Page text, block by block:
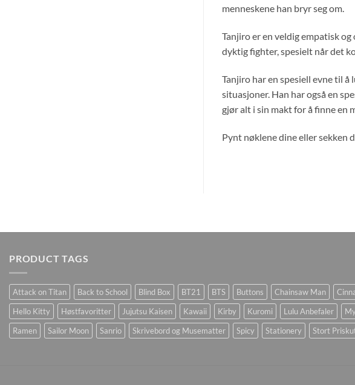
menneskene han bryr seg om.
Tanjiro er en veldig empatisk
dyktig fighter, spesielt når det
Tanjiro har en spesiell evne til
situasjoner. Han har også en
gjør alt i sin makt for å finne en
Pynt nøklene dine eller sekken
PRODUCT TAGS
Attack on Titan Back to School Blind Box BT21 BTS Buttons Chainsaw Man
Hello Kitty
Høstfavoritter Jujutsu Kaisen Kawaii Kirby Kuromi Lulu Anbefaler
Ramen
Sailor Moon Sanrio Skrivebord og Musematter Spicy Stationery Stort